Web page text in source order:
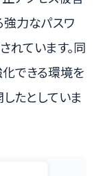
強力なパスワ
れています。同
できる環境を
たとしていま